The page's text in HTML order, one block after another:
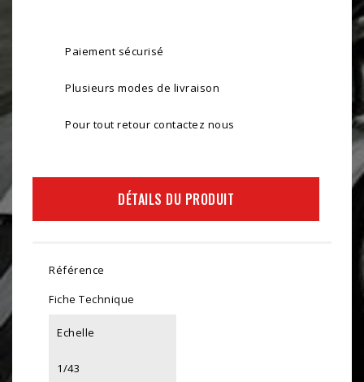
Paiement sécurisé
Plusieurs modes de livraison
Pour tout retour contactez nous
DÉTAILS DU PRODUIT
Référence
Fiche Technique
Echelle
1/43